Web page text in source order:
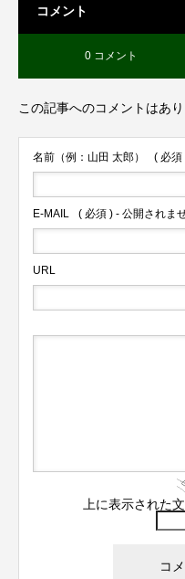
コメント
0 コメント
この記事へのコメントはあり
名前（例：山田 太郎） ( 必須
E-MAIL ( 必須 ) - 公開されま
URL
上に表示された